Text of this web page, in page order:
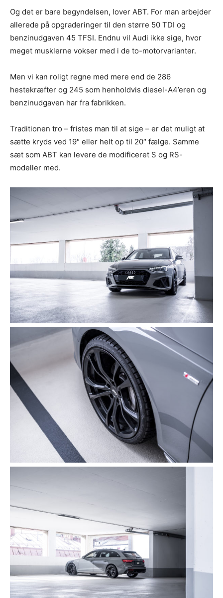
Og det er bare begyndelsen, lover ABT. For man arbejder
allerede på opgraderinger til den større 50 TDI og
benzinudgaven 45 TFSI. Endnu vil Audi ikke sige, hvor
meget musklerne vokser med i de to-motorvarianter.
Men vi kan roligt regne med mere end de 286
hestekræfter og 245 som henholdvis diesel-A4’eren og
benzinudgaven har fra fabrikken.
Traditionen tro – fristes man til at sige – er det muligt at
sætte kryds ved 19″ eller helt op til 20″ fælge. Samme
sæt som ABT kan levere de modificeret S og RS-
modeller med.